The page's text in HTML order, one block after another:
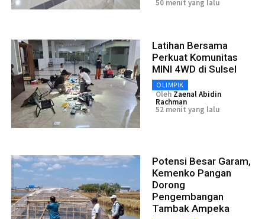
50 menit yang lalu
Latihan Bersama
Perkuat Komunitas
MINI 4WD di Sulsel
OLIMPIK
Oleh Zaenal Abidin
Rachman
52 menit yang lalu
Potensi Besar Garam,
Kemenko Pangan
Dorong
Pengembangan
Tambak Ampeka